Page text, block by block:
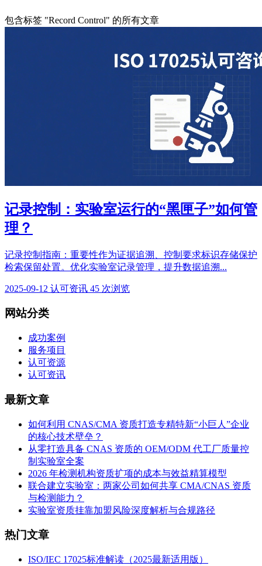
包含标签 "Record Control" 的所有文章
记录控制：实验室运行的“黑匣子”如何管
理？
记录控制指南：重要性作为证据追溯、控制要求标识存储保护
检索保留处置。优化实验室记录管理，提升数据追溯...
2025-09-12 认可资讯 45 次浏览
网站分类
成功案例
服务项目
认可资源
认可资讯
最新文章
如何利用 CNAS/CMA 资质打造专精特新“小巨人”企业
的核心技术壁垒？
从零打造具备 CNAS 资质的 OEM/ODM 代工厂质量控
制实验室全案
2026 年检测机构资质扩项的成本与效益精算模型
联合建立实验室：两家公司如何共享 CMA/CNAS 资质
与检测能力？
实验室资质挂靠加盟风险深度解析与合规路径
热门文章
ISO/IEC 17025标准解读（2025最新适用版）